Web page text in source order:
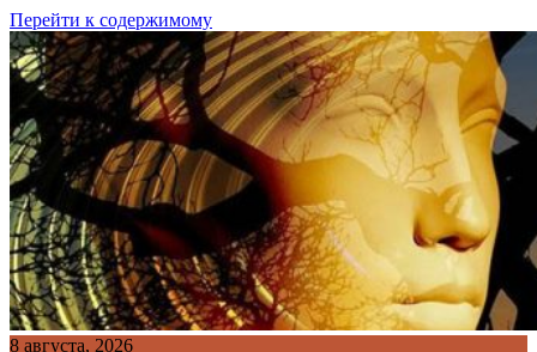
Перейти к содержимому
8 августа, 2026